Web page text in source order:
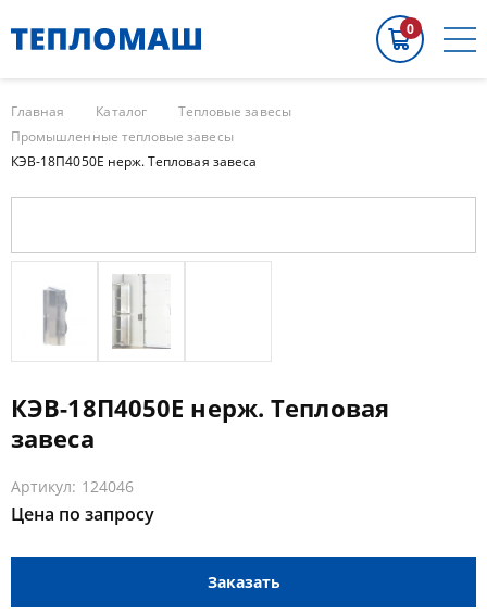
0
Главная Каталог
Тепловые завесы
Промышленные тепловые завесы
КЭВ-18П4050E нерж. Тепловая завеса
КЭВ-18П4050E нерж. Тепловая
завеса
Артикул: 124046
Цена по запросу
Заказать